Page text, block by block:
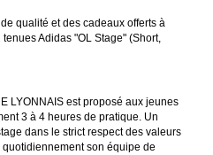
qualité et des cadeaux offerts à
Adidas "OL Stage" (Short,
LYONNAIS est proposé aux jeunes
3 à 4 heures de pratique. Un
dans le strict respect des valeurs
son équipe de